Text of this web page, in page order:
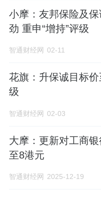
小摩：友邦保险及
劲 重申“增持”评级
智通财经网 02-11
花旗：升保诚目标
级
智通财经网 02-03
大摩：更新对工商
至8港元
智通财经网 2025-12-19